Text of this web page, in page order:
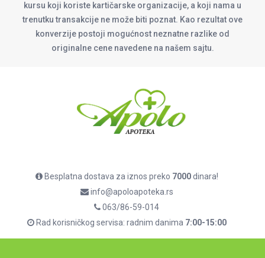
kursu koji koriste kartičarske organizacije, a koji nama u
trenutku transakcije ne može biti poznat. Kao rezultat ove
konverzije postoji mogućnost neznatne razlike od
originalne cene navedene na našem sajtu.
Besplatna dostava za iznos preko 7000dinara!
info@apoloapoteka.rs
063/86-59-014
Rad korisničkog servisa: radnim danima 7:00-15:00